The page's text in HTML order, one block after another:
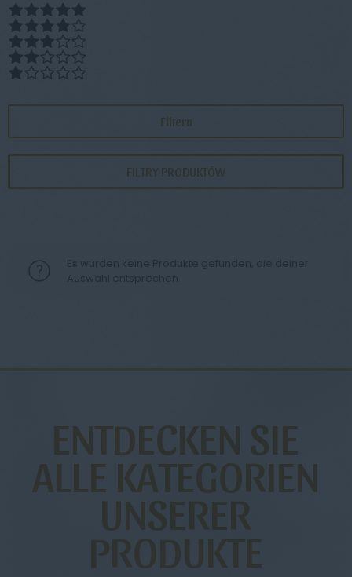
Filtern
FILTRY PRODUKTÓW
ENTDECKEN SIE
ALLE KATEGORIEN
UNSERER
PRODUKTE